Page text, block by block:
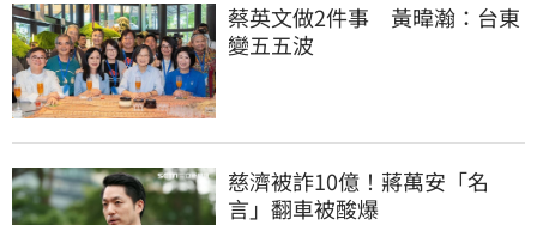
蔡英文做2件事　黃暐瀚：台東
變五五波
慈濟被詐10億！蔣萬安「名
言」翻車被酸爆